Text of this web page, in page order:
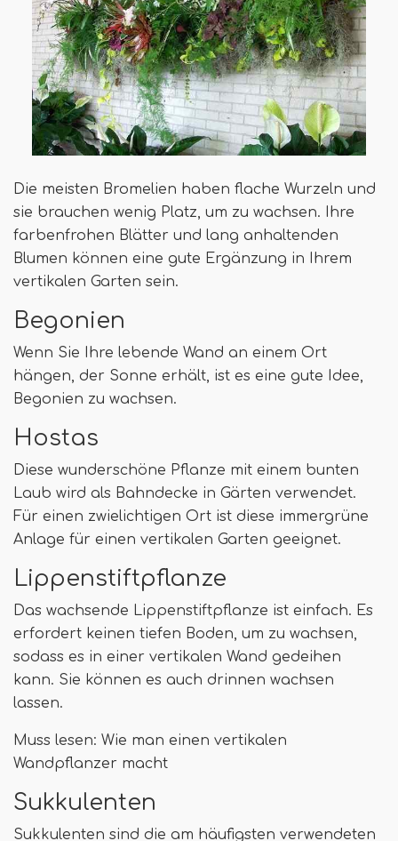
Die meisten Bromelien haben flache Wurzeln und
sie brauchen wenig Platz, um zu wachsen. Ihre
farbenfrohen Blätter und lang anhaltenden
Blumen können eine gute Ergänzung in Ihrem
vertikalen Garten sein.
Begonien
Wenn Sie Ihre lebende Wand an einem Ort
hängen, der Sonne erhält, ist es eine gute Idee,
Begonien zu wachsen.
Hostas
Diese wunderschöne Pflanze mit einem bunten
Laub wird als Bahndecke in Gärten verwendet.
Für einen zwielichtigen Ort ist diese immergrüne
Anlage für einen vertikalen Garten geeignet.
Lippenstiftpflanze
Das wachsende Lippenstiftpflanze ist einfach. Es
erfordert keinen tiefen Boden, um zu wachsen,
sodass es in einer vertikalen Wand gedeihen
kann. Sie können es auch drinnen wachsen
lassen.
Muss lesen: Wie man einen vertikalen
Wandpflanzer macht
Sukkulenten
Sukkulenten sind die am häufigsten verwendeten